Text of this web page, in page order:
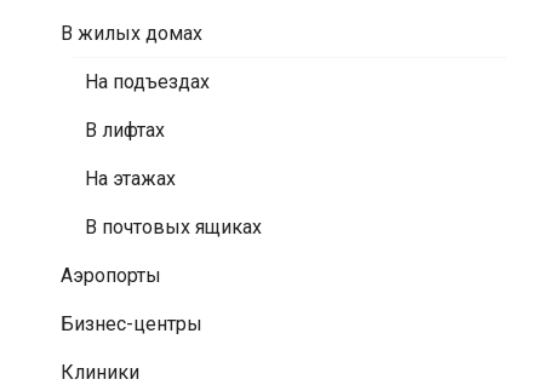
В жилых домах
На подъездах
В лифтах
На этажах
В почтовых ящиках
Аэропорты
Бизнес-центры
Клиники